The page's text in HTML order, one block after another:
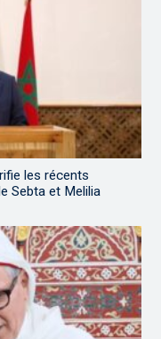
les récents
Sebta et Melilia